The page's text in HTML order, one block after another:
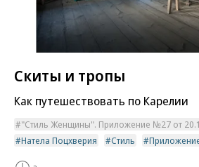
Скиты и тропы
Как путешествовать по Карелии
"Стиль Женщины". Приложение №27 от
Натела Поцхверия
Стиль